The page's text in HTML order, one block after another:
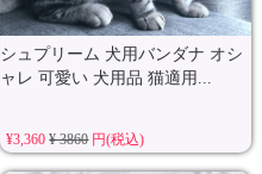
シュプリーム 犬用バンダナ オシ
ャレ 可愛い 犬用品 猫適用...
¥3,360¥ 3860円(税込)